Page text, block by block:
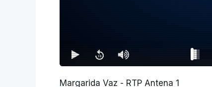
Margarida Vaz - RTP Antena 1